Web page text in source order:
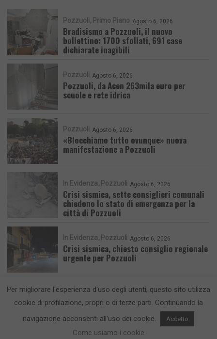
Pozzuoli Primo Piano Agosto 6, 2026
Bradisismo a Pozzuoli, il nuovo
bollettino: 1700 sfollati, 691 case
dichiarate inagibili
Pozzuoli Agosto 6, 2026
Pozzuoli, da Acen 263mila euro per
scuole e rete idrica
Pozzuoli Agosto 6, 2026
«Blocchiamo tutto ovunque» nuova
manifestazione a Pozzuoli
In Evidenza Pozzuoli Agosto 6, 2026
Crisi sismica, sette consiglieri comunali
chiedono lo stato di emergenza per la
città di Pozzuoli
In Evidenza Pozzuoli Agosto 6, 2026
Crisi sismica, chiesto consiglio regionale
urgente per Pozzuoli
CronacaFlegrea testata giornalistica - aut. Tribunale di Napoli n. 34 del
23/05/2012.Info e Contatti
Per migliorare l'esperienza d'uso degli utenti, questo sito utilizza
cookie di profilazione, propri o di terze parti. Continuando la
navigazione acconsenti all'uso dei cookie.
Accetto
Come usiamo i cookie